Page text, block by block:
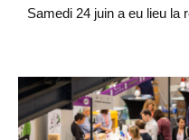
Samedi 24 juin a eu lieu la